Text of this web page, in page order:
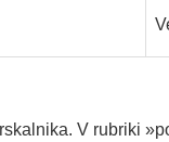
V rubriki